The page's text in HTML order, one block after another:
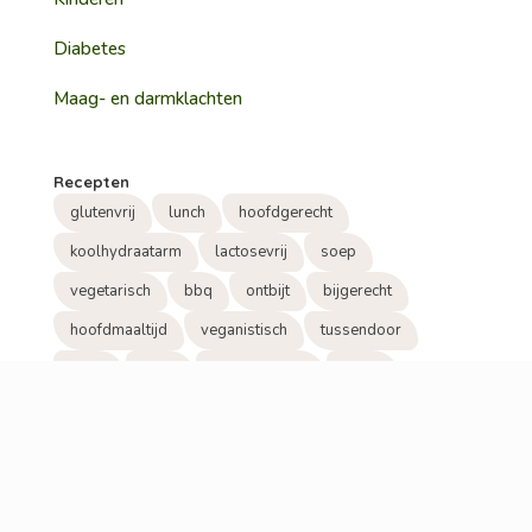
Diabetes
Maag- en darmklachten
Recepten
glutenvrij lunch
hoofdgerecht
koolhydraatarm
lactosevrij
soep
vegetarisch
bbq ontbijt
bijgerecht
hoofdmaaltijd
veganistisch
tussendoor